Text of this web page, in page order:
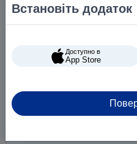
Питання та відповіді
Встановіть додаток
Доступно в
App Store